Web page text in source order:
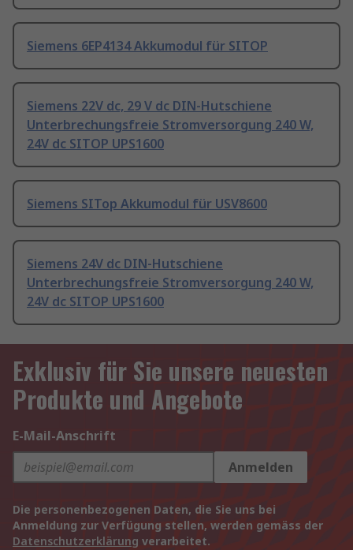
Siemens 6EP4134 Akkumodul für SITOP
Siemens 22V dc, 29 V dc DIN-Hutschiene
Unterbrechungsfreie Stromversorgung 240 W,
24V dc SITOP UPS1600
Siemens SITop Akkumodul für USV8600
Siemens 24V dc DIN-Hutschiene
Unterbrechungsfreie Stromversorgung 240 W,
24V dc SITOP UPS1600
Exklusiv für Sie unsere neuesten
Produkte und Angebote
E-Mail-Anschrift
Anmelden
Die personenbezogenen Daten, die Sie uns bei
Anmeldung zur Verfügung stellen, werden gemäss der
Datenschutzerklärung verarbeitet.